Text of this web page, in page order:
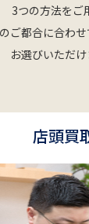
3つの方法をご
合に合わせ
お選びいただけ
店頭買